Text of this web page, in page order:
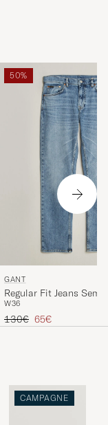
50%
GANT
Regular Fit Jeans Semi
Worn In
W36
Reguliere prijs
130€ Verlaagd prijs
65€
CAMPAGNE